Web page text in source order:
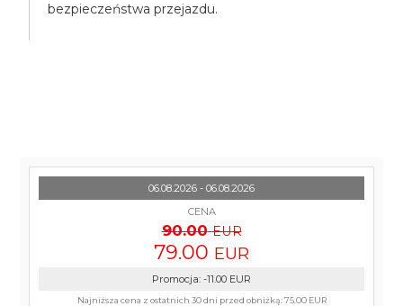
bezpieczeństwa przejazdu.
06.08.2026 - 06.08.2026
CENA
90.00 EUR
79.00 EUR
Promocja: -11.00 EUR
Najniższa cena z ostatnich 30 dni przed obniżką:75.00 EUR